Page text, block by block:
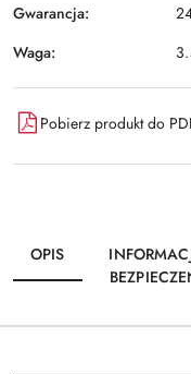
Gwarancja:
Waga:
Pobierz produkt do
OPIS